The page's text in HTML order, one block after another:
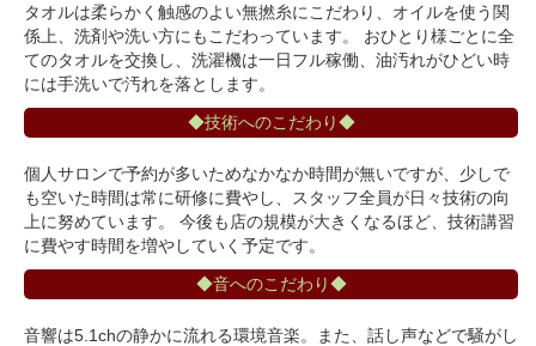
タオルは柔らかく触感のよい無撚糸にこだわり、オイルを使う関
係上、洗剤や洗い方にもこだわっています。 おひとり様ごとに全
てのタオルを交換し、洗濯機は一日フル稼働、油汚れがひどい時
には手洗いで汚れを落とします。
◆技術へのこだわり◆
個人サロンで予約が多いためなかなか時間が無いですが、少しで
も空いた時間は常に研修に費やし、スタッフ全員が日々技術の向
上に努めています。 今後も店の規模が大きくなるほど、技術講習
に費やす時間を増やしていく予定です。
◆音へのこだわり◆
音響は5.1chの静かに流れる環境音楽。また、話し声などで騒がし